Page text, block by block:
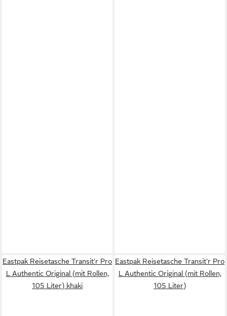
Eastpak Reisetasche Transit'r Pro
L Authentic Original (mit Rollen,
105 Liter) khaki
Eastpak Reisetasche Transit'r Pro
L Authentic Original (mit Rollen,
105 Liter)